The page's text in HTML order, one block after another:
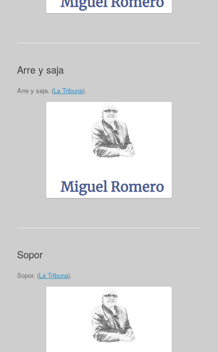
Arre y saja
Arre y saja. (La Tribuna).
Sopor
Sopor. (La Tribuna).